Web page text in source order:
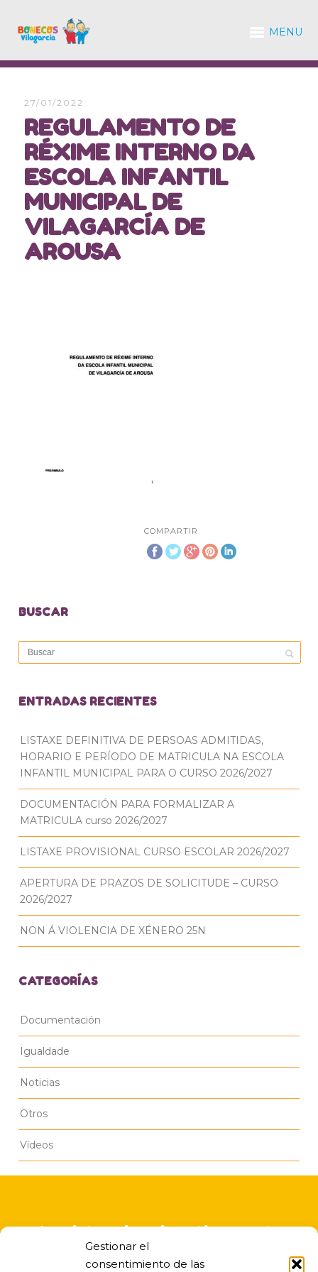
Gestionar el
consentimiento de las
MENU
27/01/2022
REGULAMENTO DE
RÉXIME INTERNO DA
ESCOLA INFANTIL
MUNICIPAL DE
VILAGARCÍA DE
AROUSA
COMPARTIR
BUSCAR
ENTRADAS RECIENTES
LISTAXE DEFINITIVA DE PERSOAS ADMITIDAS,
HORARIO E PERÍODO DE MATRICULA NA ESCOLA
INFANTIL MUNICIPAL PARA O CURSO 2026/2027
DOCUMENTACIÓN PARA FORMALIZAR A
MATRICULA curso 2026/2027
LISTAXE PROVISIONAL CURSO ESCOLAR 2026/2027
APERTURA DE PRAZOS DE SOLICITUDE – CURSO
2026/2027
NON Á VIOLENCIA DE XÉNERO 25N
CATEGORÍAS
Documentación
Igualdade
Noticias
Otros
Vídeos
A asistencia educativa nesta
escola infantil é gratuita